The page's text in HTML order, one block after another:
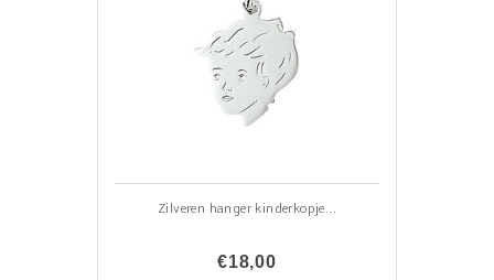
Zilveren hanger kinderkopje...
€18,00